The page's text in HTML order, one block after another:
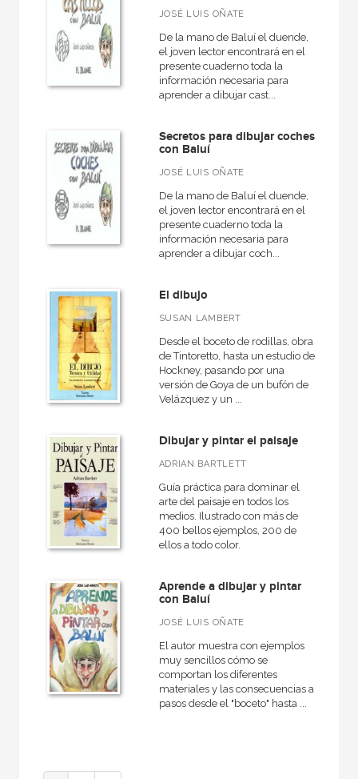
JOSÉ LUIS OÑATE
De la mano de Baluí el duende,
el joven lector encontrará en el
presente cuaderno toda la
información necesaria para
aprender a dibujar cast...
Secretos para dibujar coches
con Baluí
JOSÉ LUIS OÑATE
De la mano de Baluí el duende,
el joven lector encontrará en el
presente cuaderno toda la
información necesaria para
aprender a dibujar coch...
El dibujo
SUSAN LAMBERT
Desde el boceto de rodillas, obra
de Tintoretto, hasta un estudio de
Hockney, pasando por una
versión de Goya de un bufón de
Velázquez y un ...
Dibujar y pintar el paisaje
ADRIAN BARTLETT
Guía práctica para dominar el
arte del paisaje en todos los
medios. Ilustrado con más de
400 bellos ejemplos, 200 de
ellos a todo color.
Aprende a dibujar y pintar
con Baluí
JOSÉ LUIS OÑATE
El autor muestra con ejemplos
muy sencillos cómo se
comportan los diferentes
materiales y las consecuencias a
pasos desde el "boceto" hasta ...